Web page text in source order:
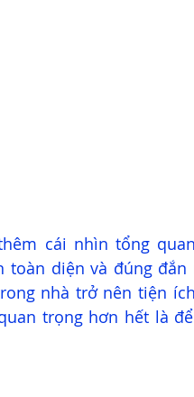
diện và đúng đắn
nhà trở nên tiện
trọng hơn hết là